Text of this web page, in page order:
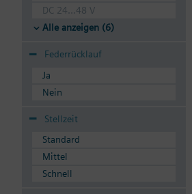
DC 24...48 V
Alle anzeigen (6)
Federrücklauf
Ja
Nein
Stellzeit
Standard
Mittel
Schnell